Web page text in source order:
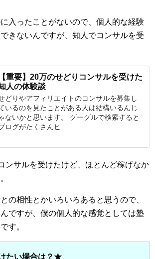
入ったことがないので、個人的な経験
きないんですが、知人でコンサルを受
【重要】20万のせどりコンサルを受けた
人の体験談
どりやアフィリエイトのコンサルを募集し
いるのを見たことがある人は結構いるんじ
ないかと思います。 グーグルで検索すると
ログがたくさんヒ...
ンサルを受けたけど、ほとんど稼げなか
の相性とかいろいろあると思うので、
ですが、僕の個人的な感覚としては塾
す。
たい場合は？★